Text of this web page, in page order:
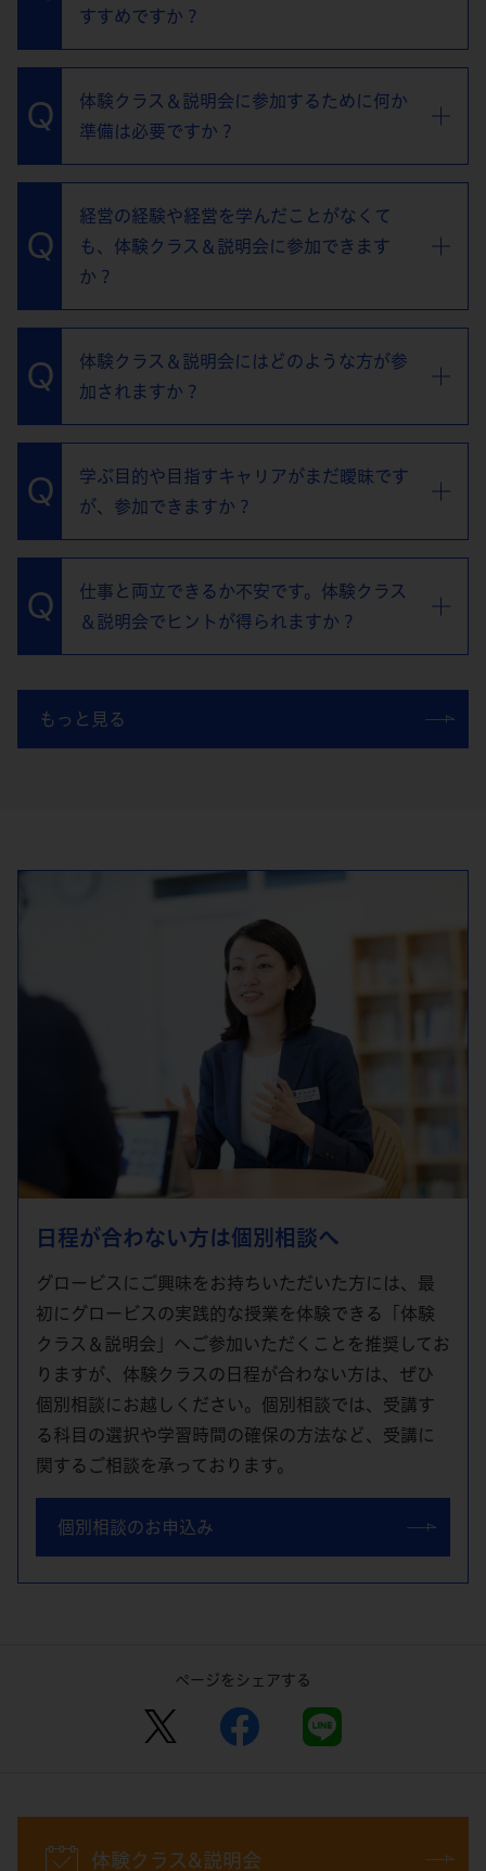
すすめですか？
体験クラス＆説明会に参加するために何か
準備は必要ですか？
経営の経験や経営を学んだことがなくて
も、体験クラス＆説明会に参加できます
か？
体験クラス＆説明会にはどのような方が参
加されますか？
学ぶ目的や目指すキャリアがまだ曖昧です
が、参加できますか？
仕事と両立できるか不安です。体験クラス
＆説明会でヒントが得られますか？
もっと見る
日程が合わない方は個別相談へ
グロービスにご興味をお持ちいただいた方には、最
初にグロービスの実践的な授業を体験できる「体験
クラス＆説明会」へご参加いただくことを推奨してお
りますが、体験クラスの日程が合わない方は、ぜひ
個別相談にお越しください。個別相談では、受講す
る科目の選択や学習時間の確保の方法など、受講に
関するご相談を承っております。
個別相談のお申込み
ページをシェアする
体験クラス&説明会